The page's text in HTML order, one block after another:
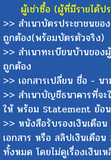
ผู้เช่าซื้อ (ผู้ที่มีรายได้ป
>> สำเนาบัตรประชาชนของ
ถูกต้อง(พร้อมบัตรตัวจริง)
>> สำเนาทะเบียนบ้านของผู้
ถูกต้อง
>> เอกสารเปลี่ยน ชื่อ - น
>> สำเนาบัญชีธนาคารที่จ
ให้ พร้อม Statement ย้อ
>> หนังสือรับรองเงินเดือ
เอกสาร หรือ สลิปเงินเดือ
ทั้งหมด โดยไม่ดูเรื่องเงินเ